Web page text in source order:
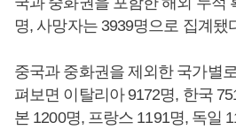
명, 사망자는 3939명으로 집계됐
중국과 중화권을 제외한 국가별
펴보면 이탈리아 9172명, 한국
본 1200명, 프랑스 1191명, 독일